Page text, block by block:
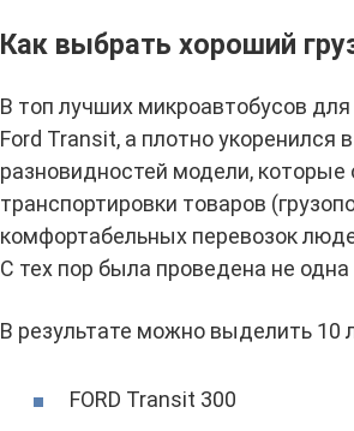
Как выбрать хороший
В топ лучших микроавтобусов
Ford Transit, а плотно
разновидностей модели,
транспортировки товаров
комфортабельных перевозок
С тех пор была проведена не
В результате можно выделить 10
FORD Transit 300